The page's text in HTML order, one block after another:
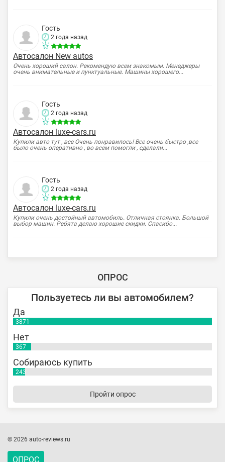
Гость
2 года назад
Автосалон New autos
Очень хороший салон. Рекомендую всем знакомым. Менеджеры
очень внимательные и пунктуальные. Машины хорошего...
Гость
2 года назад
Автосалон luxe-cars.ru
Купили авто тут , все Очень понравилось! Все очень быстро ,все
было очень оперативно , во всем помогли , сделали...
Гость
2 года назад
Автосалон luxe-cars.ru
Купили очень достойный автомобиль. Отличная стоянка. Большой
выбор машин. Ребята делаю хорошие скидки. Спасибо...
ОПРОС
Пользуетесь ли вы автомобилем?
Да
3871
Нет
367
Собираюсь купить
243
Пройти опрос
© 2026 auto-reviews.ru
ОПРОС